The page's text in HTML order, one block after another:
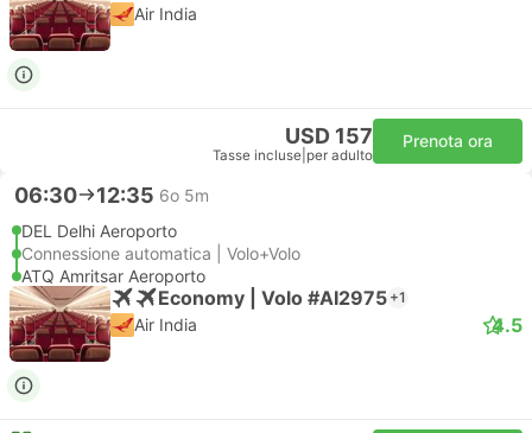
Air India
USD 157
Tasse incluse per adulto
Prenota ora
06:30 12:35 6o 5m
DEL Delhi Aeroporto
Connessione automatica | Volo+Volo
ATQ Amritsar Aeroporto
Economy | Volo #AI2975 +1
Air India 4.5